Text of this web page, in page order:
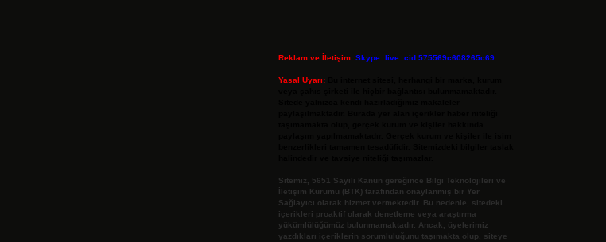
Reklam ve İletişim: Skype: live:.cid.575569c608265c69
Yasal Uyarı:
Sitemiz, 5651 Sayılı Kanun gereğince Bilgi Teknolojileri ve
İletişim Kurumu (BTK) tarafından onaylanmış bir Yer
Sağlayıcı olarak hizmet vermektedir. Bu nedenle, sitedeki
içerikleri proaktif olarak denetleme veya araştırma
yükümlülüğümüz bulunmamaktadır. Ancak, üyelerimiz
yazdıkları içeriklerin sorumluluğunu taşımakta olup, siteye